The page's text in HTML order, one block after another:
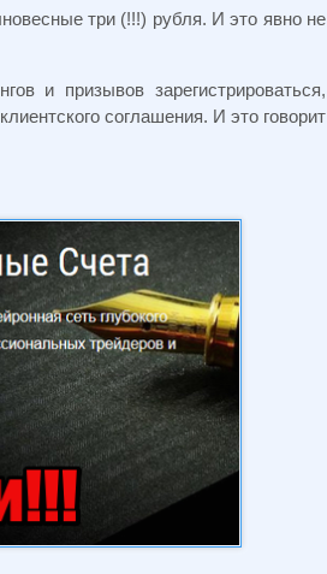
три (!!!) рубля. И это явно не
и призывов зарегистрироваться,
соглашения. И это говорит